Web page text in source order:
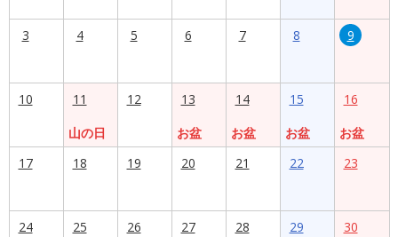
3 4 5 6 7 8 9
10
11
山の日
12
13
お盆
14
お盆
15
お盆
16
お盆
17
18 19 20 21 22 23
24 25 26 27 28 29 30